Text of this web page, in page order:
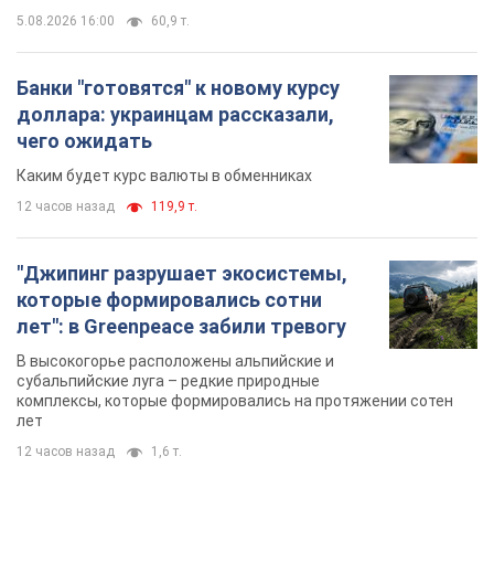
5.08.2026 16:00 60,9 т.
Банки "готовятся" к новому курсу
доллара: украинцам рассказали,
чего ожидать
Каким будет курс валюты в обменниках
12 часов назад 119,9 т.
"Джипинг разрушает экосистемы,
которые формировались сотни
лет": в Greenpeace забили тревогу
В высокогорье расположены альпийские и
субальпийские луга – редкие природные
комплексы, которые формировались на протяжении сотен
лет
12 часов назад 1,6 т.